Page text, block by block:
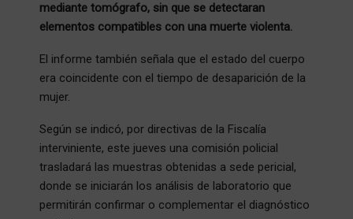
mediante tomógrafo, sin que se detectaran
elementos compatibles con una muerte violenta.
El informe también señala que el estado del cuerpo
era coincidente con el tiempo de desaparición de la
mujer.
Según se indicó, por directivas de la Fiscalía
interviniente, este jueves una comisión policial
trasladará las muestras obtenidas a sede pericial,
donde se iniciarán los análisis de laboratorio que
permitirán confirmar o complementar el diagnóstico